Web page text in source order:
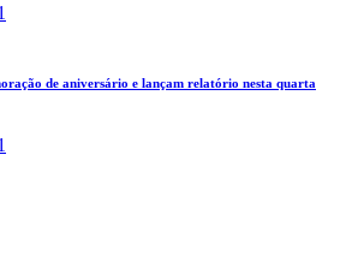
de aniversário e lançam relatório nesta quarta